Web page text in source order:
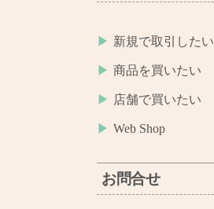
新規で取引したい
商品を買いたい
店舗で買いたい
Web Shop
お問合せ